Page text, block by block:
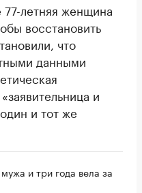
летняя женщина
восстановить
что
данными
и
и тот же
и три года вела за